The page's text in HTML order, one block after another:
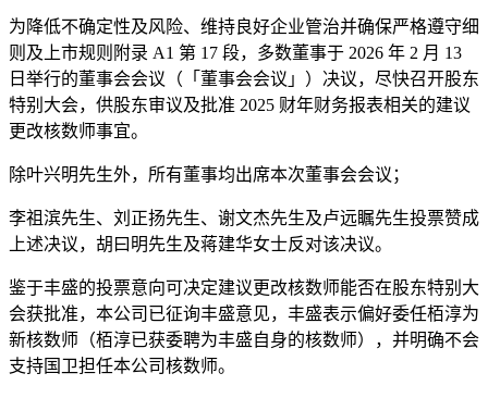
为降低不确定性及风险、维持良好企业管治并确保严格遵守细
则及上市规则附录 A1 第 17 段，多数董事于 2026 年 2 月 13
日举行的董事会会议（「董事会会议」）决议，尽快召开股东
特别大会，供股东审议及批准 2025 财年财务报表相关的建议
更改核数师事宜。
除叶兴明先生外，所有董事均出席本次董事会会议；
李祖滨先生、刘正扬先生、谢文杰先生及卢远瞩先生投票赞成
上述决议，胡曰明先生及蒋建华女士反对该决议。
鉴于丰盛的投票意向可决定建议更改核数师能否在股东特别大
会获批准，本公司已征询丰盛意见，丰盛表示偏好委任栢淳为
新核数师（栢淳已获委聘为丰盛自身的核数师），并明确不会
支持国卫担任本公司核数师。